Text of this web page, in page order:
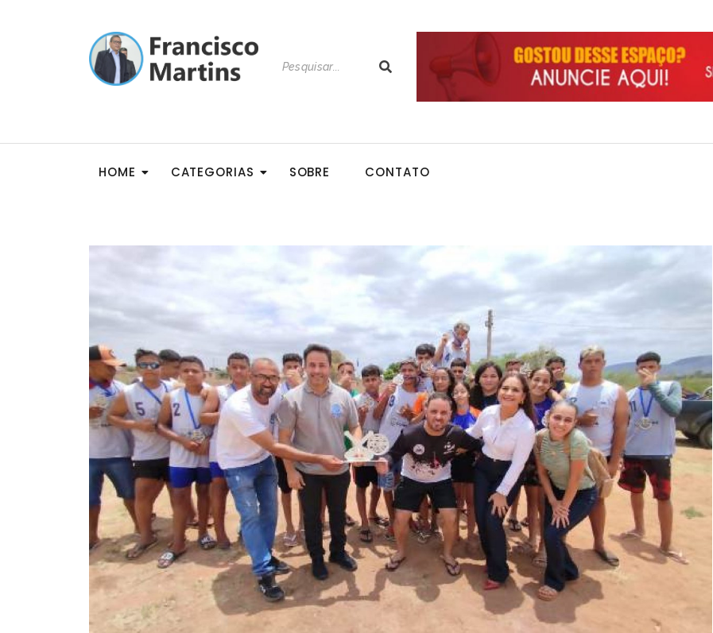
HOME CATEGORIAS SOBRE CONTATO